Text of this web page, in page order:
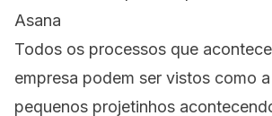
Asana
Todos os processos que
empresa podem ser vistos como
pequenos projetinhos